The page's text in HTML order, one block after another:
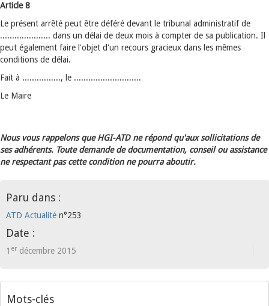
Article 8
Le présent arrêté peut être déféré devant le tribunal administratif de
..................... dans un délai de deux mois à compter de sa publication. Il
peut également faire l'objet d'un recours gracieux dans les mêmes
conditions de délai.
Fait à ................, le ............................
Le Maire
Nous vous rappelons que HGI-ATD ne répond qu'aux sollicitations de
ses adhérents. Toute demande de documentation, conseil ou assistance
ne respectant pas cette condition ne pourra aboutir.
Paru dans :
ATD Actualité n°253
Date :
1 er décembre 2015
Mots-clés